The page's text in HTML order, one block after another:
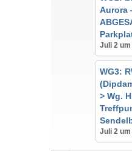
Aurora
Juli 2
WG3:
> Wg.
Juli 2